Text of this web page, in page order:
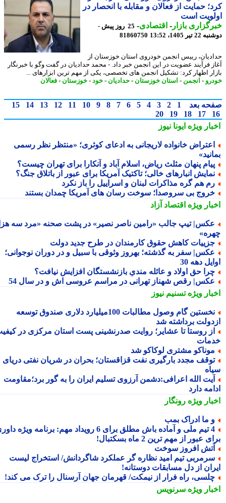
حمایت از فعالان و مقابله با انحصار در
است
بازار- اقتصادی-
25 روز پیش -
1405، 13:52
81860750
رییس انجمن خودروی استان خوزستان از
فرآیند عضویت در این انجمن خبر داد. - محمد حدادیان در گفت وگو با خبرنگار
اظهار کرد: تشکیل انجمن های تخصصی، یکی از مهم ترین ابزارهای ...
-انجمن-استان خوزستان-حدادیان -خود -خوزستان-فعالان
بعد 1
2
3
4
5
6
7
8
9
10
11
12
13
14
15
17
18
19
20
ویژهایونا نیوز
خانواده لاریجانی به ادعای کوثری؛ «منتظر نظر رسمی
پنهان مثلث ریاض، اسلام آباد و آنکارا برای تهران چیست؟
انبارهای خالی؛ تاکتیک آمریکا برای عبور از باتلاق جنگ؟
هم گره مذاکرات لبنان و اسراییل را باز نکرد
بی سروصدا؛ سوخت رسان های آمریکا چمدان بستند
ویژهاقتصاد آزاد
تیپ جالب «رامین ناصر نصیر» در پشت صحنه «مرد سه هزار
کاهش حقوق کارمندان در طرح جدید دولت
سفر به گذشته؛ بهروز وثوقی با سبیل و در دوران نوجوانی؛
دهه 30
حق اولاد و عائله مندیِ بازنشستگان افزایش نیافت؟
رقص شهناز تهرانی در مراسم عروسی اش و در سال 54
ویژهتسنیم نیوز
نخستین گام وصول مطالبات 100میلیارد دلاری صندوق توسعه
برداشته شد
روستا تا عشایر؛ روایت صدرنشینی پست استان مرکزی در کیفیت
مشتری لوکاکو شد
مجدد بارگیری نفت قزاقستان؛ بحران در شریان نفتی دریای
الله اعرافی:دشمن آرزوی تسلیم ایران را به گور برد؛مقاومت
دارد
ویژهرونگار
ما ادراک بمب
4 تیم ملی و آماده باش مطلق برای 6 رویداد مهم: برنامه ویژه داوری
عبور از مهم ترین 2 ماه بسکتبال!
افروز سوخت
تیم امید نظاره گر عملکرد شاگردانش/ استخراج لیست
از دل مسابقات دوستانه!
راه فرار از نیمکت/ قهرمان جهان آرسنال را ترک می کند!
ویژهسرنویس